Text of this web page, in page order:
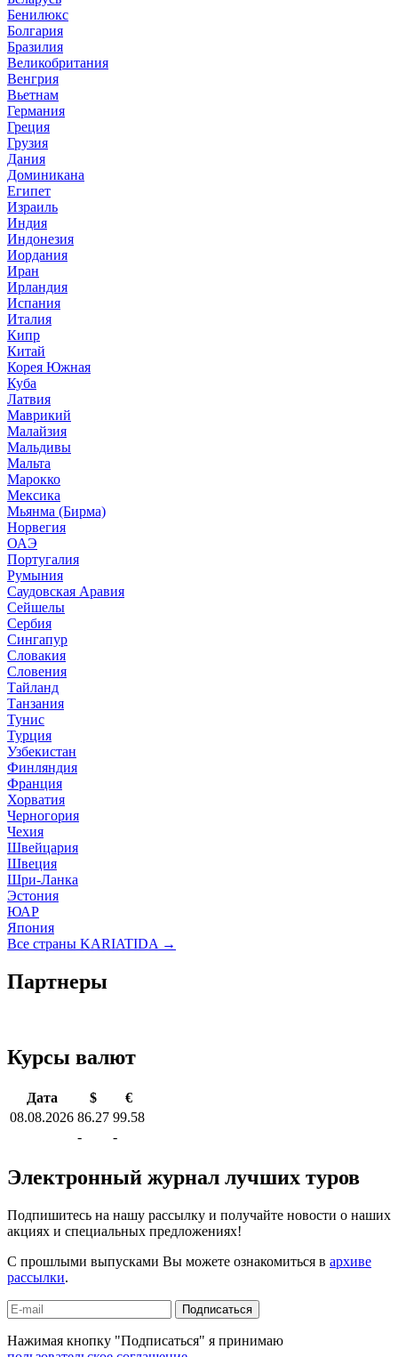
Бенилюкс
Болгария
Бразилия
Великобритания
Венгрия
Вьетнам
Германия
Греция
Грузия
Дания
Доминикана
Египет
Израиль
Индия
Индонезия
Иордания
Иран
Ирландия
Испания
Италия
Кипр
Китай
Корея Южная
Куба
Латвия
Маврикий
Малайзия
Мальдивы
Мальта
Марокко
Мексика
Мьянма (Бирма)
Норвегия
ОАЭ
Португалия
Румыния
Саудовская Аравия
Сейшелы
Сербия
Сингапур
Словакия
Словения
Тайланд
Танзания
Тунис
Турция
Узбекистан
Финляндия
Франция
Хорватия
Черногория
Чехия
Швейцария
Швеция
Шри-Ланка
Эстония
ЮАР
Япония
Все страны KARIATIDA →
Партнеры
Курсы валют
Дата $
€
08.08.2026 86.27 99.58
-
-
Электронный журнал лучших туров
Подпишитесь на нашу рассылку и получайте новости о наших
акциях и специальных предложениях!
С прошлыми выпусками Вы можете ознакомиться в архиве
рассылки.
Подписаться
Нажимая кнопку "Подписаться" я принимаю